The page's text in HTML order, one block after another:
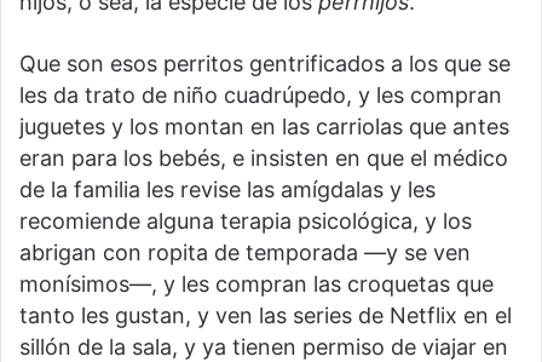
Que son esos perritos gentrificados a los que se
les da trato de niño cuadrúpedo, y les compran
juguetes y los montan en las carriolas que antes
eran para los bebés, e insisten en que el médico
de la familia les revise las amígdalas y les
recomiende alguna terapia psicológica, y los
abrigan con ropita de temporada —y se ven
monísimos—, y les compran las croquetas que
tanto les gustan, y ven las series de Netflix en el
sillón de la sala, y ya tienen permiso de viajar en